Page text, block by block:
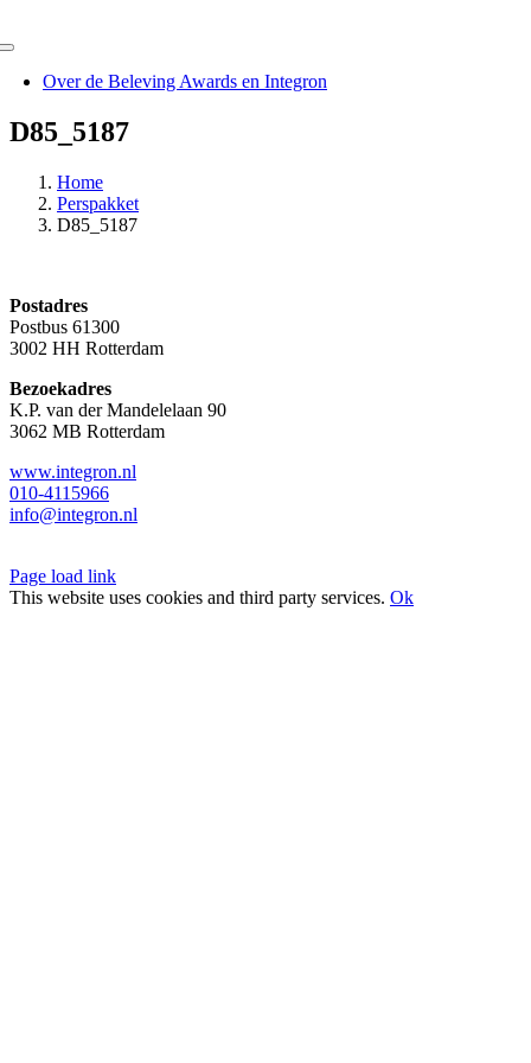
naar
Toggle
NavigationOver de Beleving Awards en Integron
D85_5187
Home
Perspakket
D85_5187
Postadres
Postbus 61300
3002 HH Rotterdam
Bezoekadres
K.P. van der Mandelelaan 90
3062 MB Rotterdam
www.integron.nl
010-4115966
info@integron.nl
Page load link
This website uses cookies and third party services. Ok